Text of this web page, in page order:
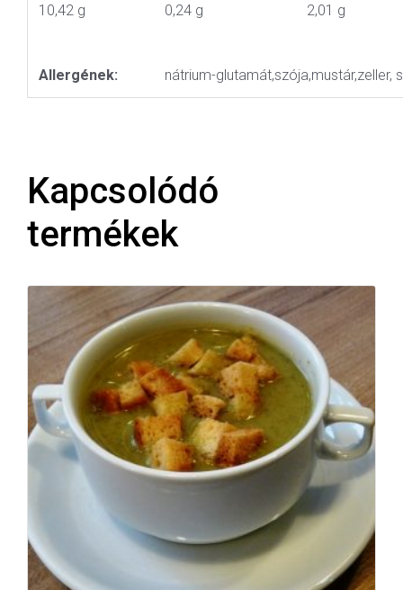
10,42 g 0,24 g 2,01 g
Allergének: nátrium-glutamát,szója,mustár,zeller,
Kapcsolódó
termékek